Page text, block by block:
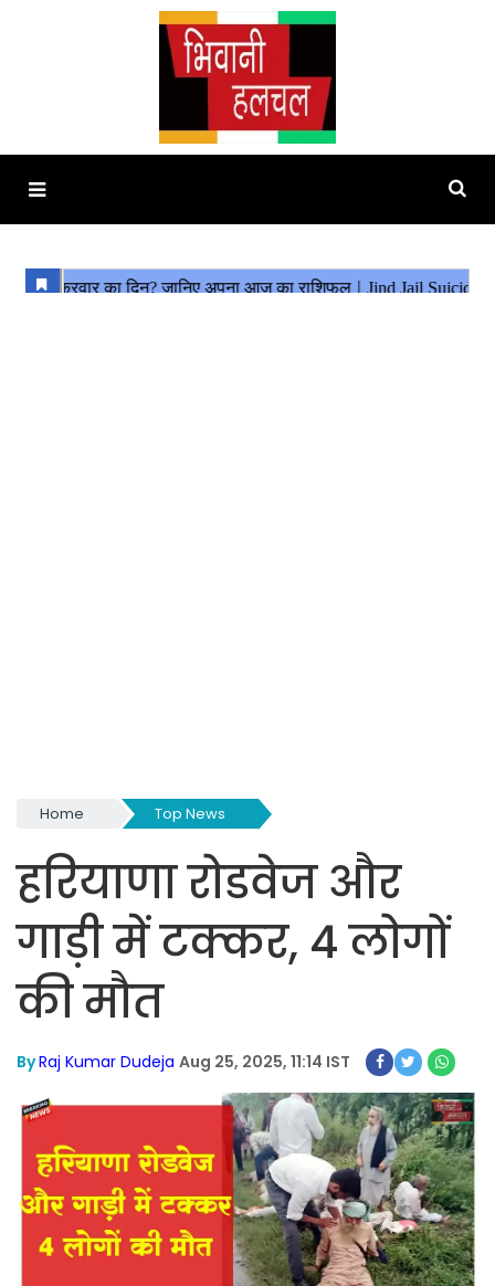
Home Top News
हरियाणा रोडवेज और
गाड़ी में टक्कर, 4 लोगों
की मौत
ByRaj Kumar Dudeja Aug 25, 2025, 11:14 IST